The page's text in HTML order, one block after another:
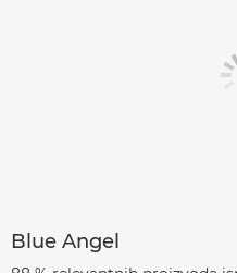
Blue Angel